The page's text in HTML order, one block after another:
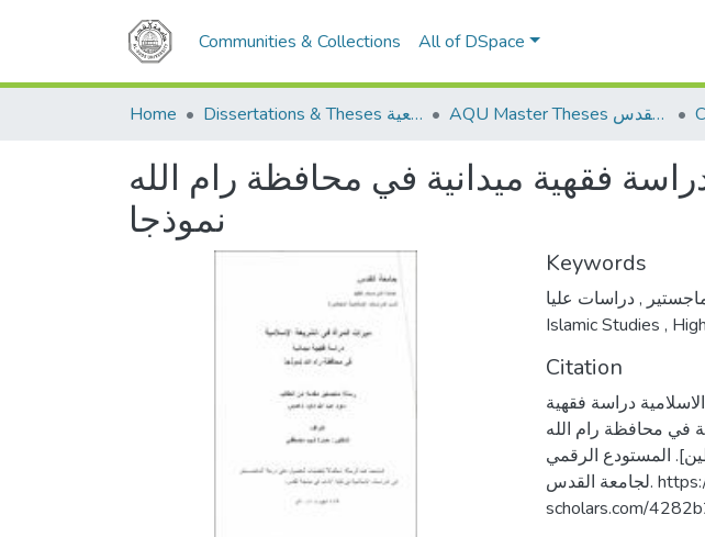
Communities & Collections All of DSpace
Home Dissertations & Theses الرسائل الجامعية AQU Master Theses الرسائل الجامعية الخاصة بجامعة القدس
فقهية ميدانية في محافظة رام الله
نموذجا
Keywords
,
Islamic Studies ,
Citation
الشريعة الاسلامية دراسة فقهية
في محافظة رام الله .
المستودع الرقمي
لجامعة القدس. https://arab-
scholars.com/